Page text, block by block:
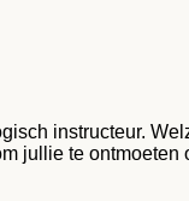
instructeur.
jullie te ontmoeten